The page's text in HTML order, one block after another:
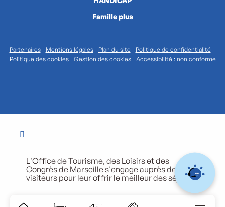
Famille plus
Partenaires Mentions légales Plan du site
Politique de confidentialité
Politique des cookies
Gestion des cookies Accessibilité : non conforme
L'Office de Tourisme, des Loisirs et des
Congrès de Marseille s'engage auprès de ses
visiteurs pour leur offrir le meilleur des séjours.